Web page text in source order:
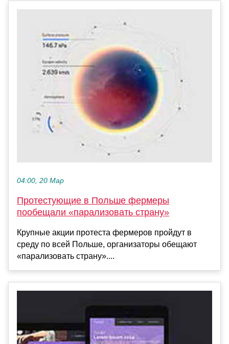
04:00, 20 Мар
Протестующие в Польше фермеры
пообещали «парализовать страну»
Крупные акции протеста фермеров пройдут в
среду по всей Польше, организаторы обещают
«парализовать страну»....